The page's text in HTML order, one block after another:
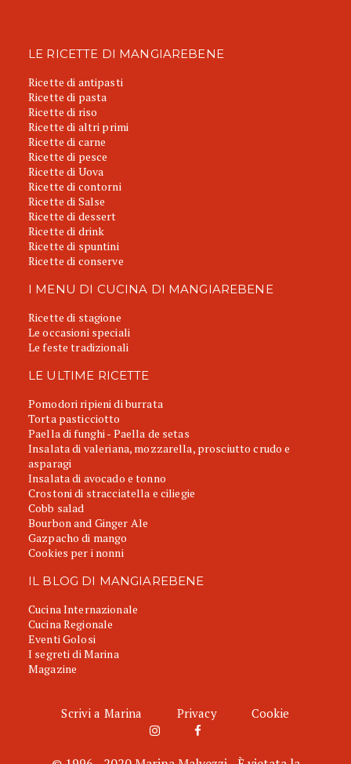
LE RICETTE DI MANGIAREBENE
Ricette di antipasti
Ricette di pasta
Ricette di riso
Ricette di altri primi
Ricette di carne
Ricette di pesce
Ricette di Uova
Ricette di contorni
Ricette di Salse
Ricette di dessert
Ricette di drink
Ricette di spuntini
Ricette di conserve
I MENU DI CUCINA DI MANGIAREBENE
Ricette di stagione
Le occasioni speciali
Le feste tradizionali
LE ULTIME RICETTE
Pomodori ripieni di burrata
Torta pasticciotto
Paella di funghi - Paella de setas
Insalata di valeriana, mozzarella, prosciutto crudo e
asparagi
Insalata di avocado e tonno
Crostoni di stracciatella e ciliegie
Cobb salad
Bourbon and Ginger Ale
Gazpacho di mango
Cookies per i nonni
IL BLOG DI MANGIAREBENE
Cucina Internazionale
Cucina Regionale
Eventi Golosi
I segreti di Marina
Magazine
Scrivi a Marina Privacy Cookie